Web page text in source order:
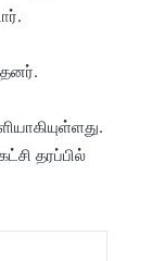
தரப்பில்